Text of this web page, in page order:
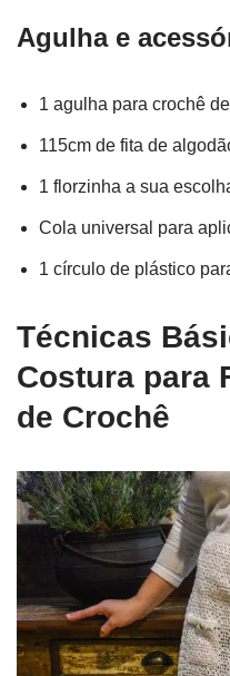
Agulha e
1 agulha para crochê
115cm de fita de
1 florzinha a sua
Cola universal para
1 círculo de plástico
Técnicas
Costura para
de Crochê